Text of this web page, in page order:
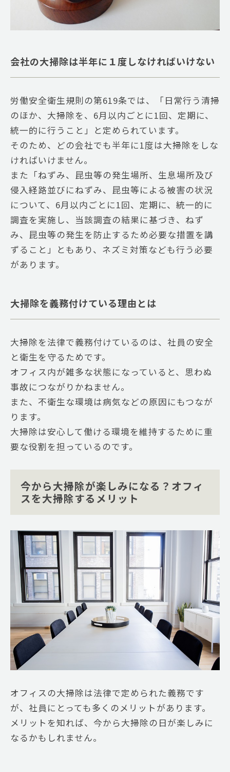
会社の大掃除は半年に１度しなければいけない
労働安全衛生規則の第619条では、「日常行う清掃
のほか、大掃除を、6月以内ごとに1回、定期に、
統一的に行うこと」と定められています。
そのため、どの会社でも半年に1度は大掃除をしな
ければいけません。
また「ねずみ、昆虫等の発生場所、生息場所及び
侵入経路並びにねずみ、昆虫等による被害の状況
について、6月以内ごとに1回、定期に、統一的に
調査を実施し、当該調査の結果に基づき、ねず
み、昆虫等の発生を防止するため必要な措置を講
ずること」ともあり、ネズミ対策なども行う必要
があります。
大掃除を義務付けている理由とは
大掃除を法律で義務付けているのは、社員の安全
と衛生を守るためです。
オフィス内が雑多な状態になっていると、思わぬ
事故につながりかねません。
また、不衛生な環境は病気などの原因にもつなが
ります。
大掃除は安心して働ける環境を維持するために重
要な役割を担っているのです。
今から大掃除が楽しみになる？オフィ
スを大掃除するメリット
オフィスの大掃除は法律で定められた義務です
が、社員にとっても多くのメリットがあります。
メリットを知れば、今から大掃除の日が楽しみに
なるかもしれません。